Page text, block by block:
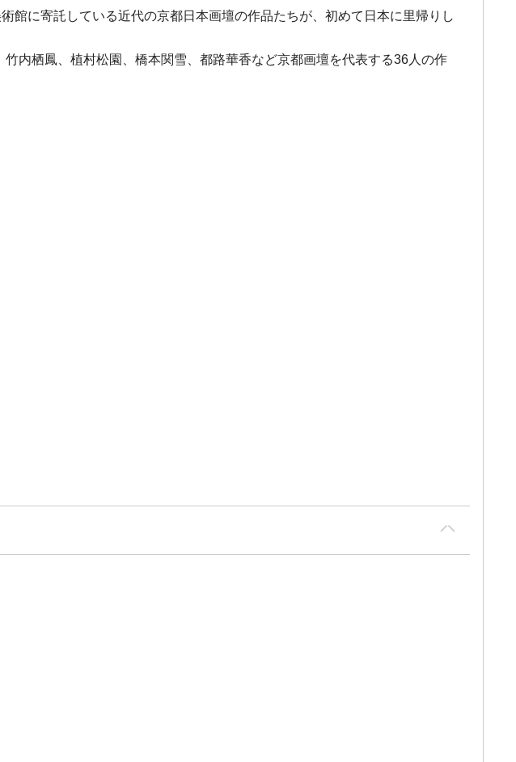
館に寄託している近代の京都日本画壇の作品たちが、初めて日本に里帰りし
内栖鳳、植村松園、橋本関雪、都路華香など京都画壇を代表する36人の作